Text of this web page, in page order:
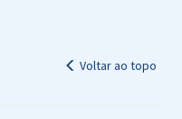
Voltar ao topo